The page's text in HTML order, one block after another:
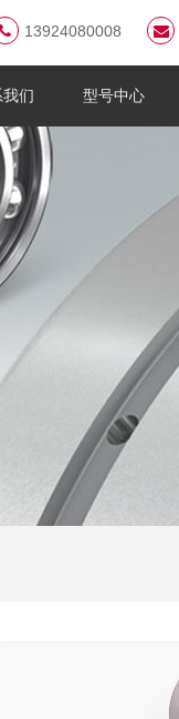
13924080008
们 型号中心